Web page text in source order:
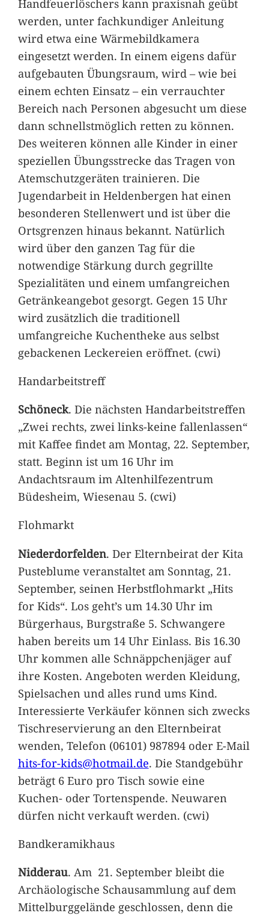
Handfeuerlöschers kann praxisnah geübt
werden, unter fachkundiger Anleitung
wird etwa eine Wärmebildkamera
eingesetzt werden. In einem eigens dafür
aufgebauten Übungsraum, wird – wie bei
einem echten Einsatz – ein verrauchter
Bereich nach Personen abgesucht um diese
dann schnellstmöglich retten zu können.
Des weiteren können alle Kinder in einer
speziellen Übungsstrecke das Tragen von
Atemschutzgeräten trainieren. Die
Jugendarbeit in Heldenbergen hat einen
besonderen Stellenwert und ist über die
Ortsgrenzen hinaus bekannt. Natürlich
wird über den ganzen Tag für die
notwendige Stärkung durch gegrillte
Spezialitäten und einem umfangreichen
Getränkeangebot gesorgt. Gegen 15 Uhr
wird zusätzlich die traditionell
umfangreiche Kuchentheke aus selbst
gebackenen Leckereien eröffnet. (cwi)
Handarbeitstreff
Schöneck. Die nächsten Handarbeitstreffen
„Zwei rechts, zwei links-keine fallenlassen“
mit Kaffee findet am Montag, 22. September,
statt. Beginn ist um 16 Uhr im
Andachtsraum im Altenhilfezentrum
Büdesheim, Wiesenau 5. (cwi)
Flohmarkt
Niederdorfelden. Der Elternbeirat der Kita
Pusteblume veranstaltet am Sonntag, 21.
September, seinen Herbstflohmarkt „Hits
for Kids“. Los geht’s um 14.30 Uhr im
Bürgerhaus, Burgstraße 5. Schwangere
haben bereits um 14 Uhr Einlass. Bis 16.30
Uhr kommen alle Schnäppchenjäger auf
ihre Kosten. Angeboten werden Kleidung,
Spielsachen und alles rund ums Kind.
Interessierte Verkäufer können sich zwecks
Tischreservierung an den Elternbeirat
wenden, Telefon (06101) 987894 oder E-Mail
hits-for-kids@hotmail.de. Die Standgebühr
beträgt 6 Euro pro Tisch sowie eine
Kuchen- oder Tortenspende. Neuwaren
dürfen nicht verkauft werden. (cwi)
Bandkeramikhaus
Nidderau. Am 21. September bleibt die
Archäologische Schausammlung auf dem
Mittelburggelände geschlossen, denn die